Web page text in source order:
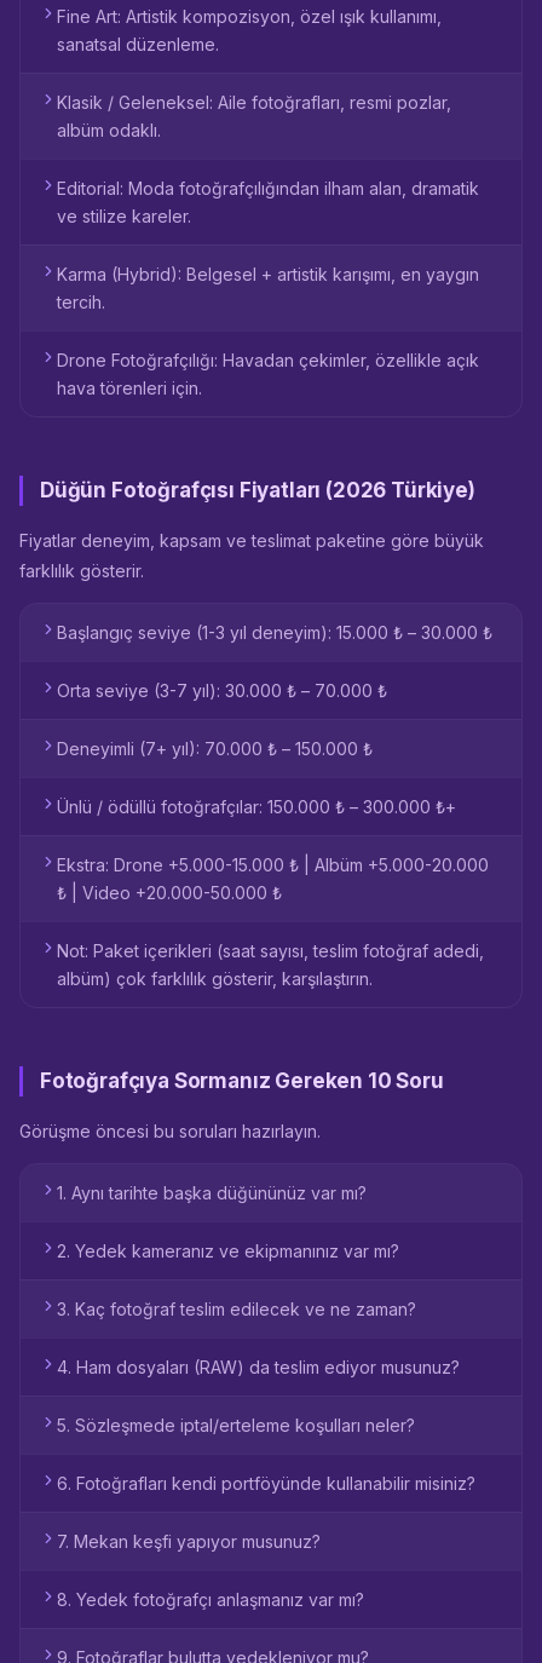
Fine Art: Artistik kompozisyon, özel ışık kullanımı,
sanatsal düzenleme.
Klasik / Geleneksel: Aile fotoğrafları, resmi pozlar,
albüm odaklı.
Editorial: Moda fotoğrafçılığından ilham alan, dramatik
ve stilize kareler.
Karma (Hybrid): Belgesel + artistik karışımı, en yaygın
tercih.
Drone Fotoğrafçılığı: Havadan çekimler, özellikle açık
hava törenleri için.
Düğün Fotoğrafçısı Fiyatları (2026 Türkiye)
Fiyatlar deneyim, kapsam ve teslimat paketine göre büyük
farklılık gösterir.
Başlangıç seviye (1-3 yıl deneyim): 15.000 ₺ – 30.000 ₺
Orta seviye (3-7 yıl): 30.000 ₺ – 70.000 ₺
Deneyimli (7+ yıl): 70.000 ₺ – 150.000 ₺
Ünlü / ödüllü fotoğrafçılar: 150.000 ₺ – 300.000 ₺+
Ekstra: Drone +5.000-15.000 ₺ | Albüm +5.000-20.000
₺ | Video +20.000-50.000 ₺
Not: Paket içerikleri (saat sayısı, teslim fotoğraf adedi,
albüm) çok farklılık gösterir, karşılaştırın.
Fotoğrafçıya Sormanız Gereken 10 Soru
Görüşme öncesi bu soruları hazırlayın.
1. Aynı tarihte başka düğününüz var mı?
2. Yedek kameranız ve ekipmanınız var mı?
3. Kaç fotoğraf teslim edilecek ve ne zaman?
4. Ham dosyaları (RAW) da teslim ediyor musunuz?
5. Sözleşmede iptal/erteleme koşulları neler?
6. Fotoğrafları kendi portföyünde kullanabilir misiniz?
7. Mekan keşfi yapıyor musunuz?
8. Yedek fotoğrafçı anlaşmanız var mı?
9. Fotoğraflar bulutta yedekleniyor mu?